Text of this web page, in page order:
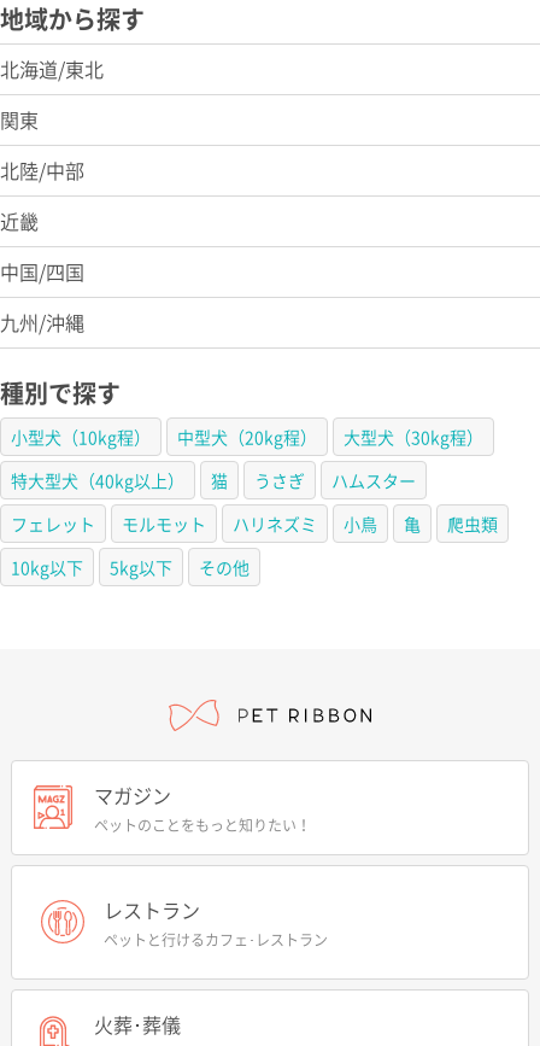
地域から探す
北海道/東北
関東
北陸/中部
近畿
中国/四国
九州/沖縄
種別で探す
小型犬（10kg程） 中型犬（20kg程）
大型犬（30kg程）
特大型犬（40kg以上）
猫 うさぎ
ハムスター
フェレット
モルモット ハリネズミ 小鳥 亀
爬虫類
10kg以下
5kg以下 その他
マガジン
ペットのことをもっと知りたい！
レストラン
ペットと行けるカフェ･レストラン
火葬･葬儀